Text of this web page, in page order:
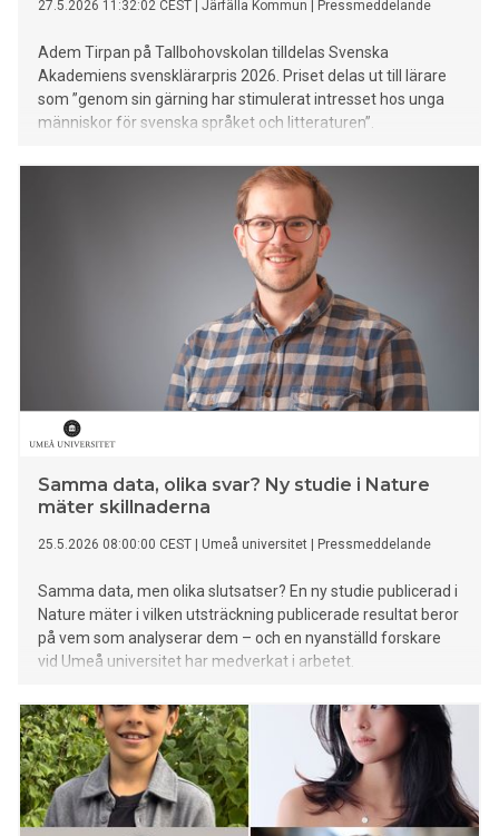
27.5.2026 11:32:02 CEST Järfälla Kommun Pressmeddelande
Adem Tirpan på Tallbohovskolan tilldelas Svenska
Akademiens svensklärarpris 2026. Priset delas ut till lärare
som ”genom sin gärning har stimulerat intresset hos unga
människor för svenska språket och litteraturen”.
Samma data, olika svar? Ny studie i Nature
mäter skillnaderna
25.5.2026 08:00:00 CEST Umeå universitet Pressmeddelande
Samma data, men olika slutsatser? En ny studie publicerad i
Nature mäter i vilken utsträckning publicerade resultat beror
på vem som analyserar dem – och en nyanställd forskare
vid Umeå universitet har medverkat i arbetet.